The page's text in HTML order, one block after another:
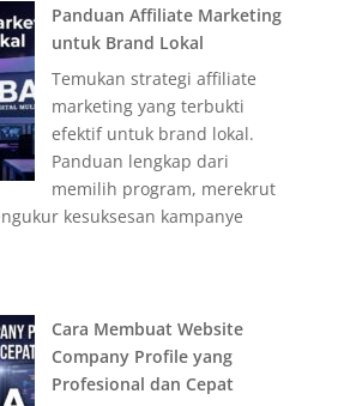
Panduan Affiliate Marketing
untuk Brand Lokal
Temukan strategi affiliate
marketing yang terbukti
efektif untuk brand lokal.
Panduan lengkap dari
memilih program, merekrut
kesuksesan kampanye
Cara Membuat Website
Company Profile yang
Profesional dan Cepat